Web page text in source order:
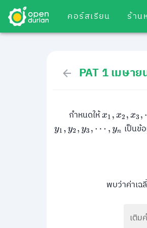
คอร์สเรียน ร้าน
PAT 1 เมษา
กำหนดให้x1,x2,x3,⋯,x
y1,y2,y3,⋯,yn เป็นข้
พบว่าค่าเฉ
เติม